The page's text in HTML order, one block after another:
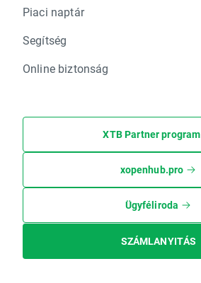
Piaci naptár
Segítség
Online biztonság
XTB Partner program
xopenhub.pro
Ügyféliroda
SZÁMLANYITÁS